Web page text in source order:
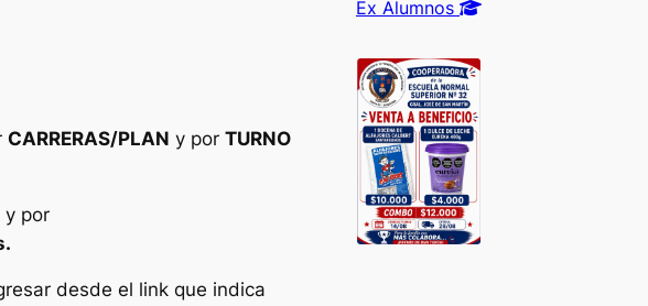
CARRERAS/PLAN y por TURNO
y por
desde el link que indica
Ex Alumnos